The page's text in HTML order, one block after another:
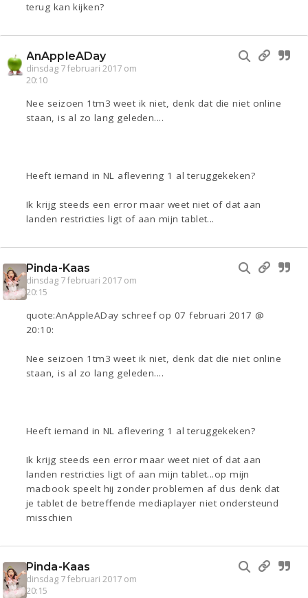
terug kan kijken?
AnAppleADay
dinsdag 7 februari 2017 om
20:10
Nee seizoen 1tm3 weet ik niet, denk dat die niet online
staan, is al zo lang geleden....
Heeft iemand in NL aflevering 1 al teruggekeken?
Ik krijg steeds een error maar weet niet of dat aan
landen restricties ligt of aan mijn tablet...
Pinda-Kaas
dinsdag 7 februari 2017 om
20:15
quote:AnAppleADay schreef op 07 februari 2017 @
20:10:
Nee seizoen 1tm3 weet ik niet, denk dat die niet online
staan, is al zo lang geleden....
Heeft iemand in NL aflevering 1 al teruggekeken?
Ik krijg steeds een error maar weet niet of dat aan
landen restricties ligt of aan mijn tablet...op mijn
macbook speelt hij zonder problemen af dus denk dat
je tablet de betreffende mediaplayer niet ondersteund
misschien
Pinda-Kaas
dinsdag 7 februari 2017 om
20:15